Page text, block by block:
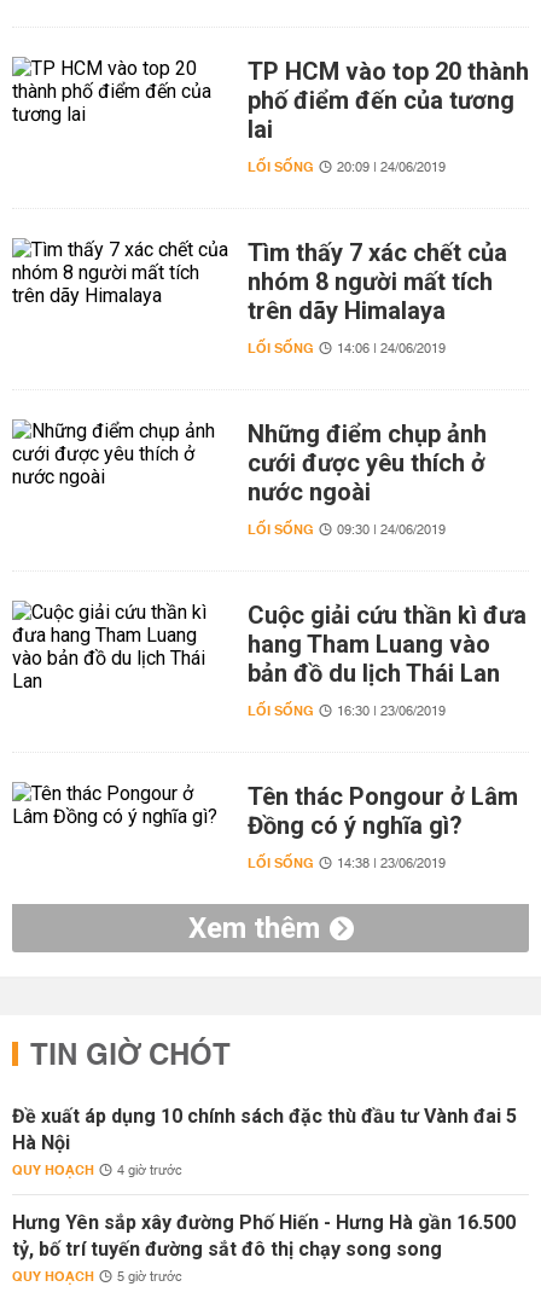
TP HCM vào top 20 thành
phố điểm đến của tương
lai
LỐI SỐNG 20:09 | 24/06/2019
Tìm thấy 7 xác chết của
nhóm 8 người mất tích
trên dãy Himalaya
LỐI SỐNG 14:06 | 24/06/2019
Những điểm chụp ảnh
cưới được yêu thích ở
nước ngoài
LỐI SỐNG 09:30 | 24/06/2019
Cuộc giải cứu thần kì đưa
hang Tham Luang vào
bản đồ du lịch Thái Lan
LỐI SỐNG 16:30 | 23/06/2019
Tên thác Pongour ở Lâm
Đồng có ý nghĩa gì?
LỐI SỐNG 14:38 | 23/06/2019
Xem thêm
TIN GIỜ CHÓT
Đề xuất áp dụng 10 chính sách đặc thù đầu tư Vành đai 5
Hà Nội
QUY HOẠCH 4 giờ trước
Hưng Yên sắp xây đường Phố Hiến - Hưng Hà gần 16.500
tỷ, bố trí tuyến đường sắt đô thị chạy song song
QUY HOẠCH 5 giờ trước